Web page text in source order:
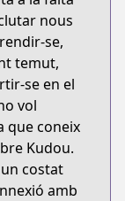
nous
se,
temut,
se en el
vol
que coneix
Kudou.
costat
amb